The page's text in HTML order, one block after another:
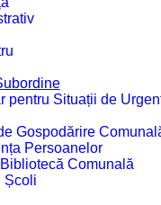
pentru Situații de
Gospodărire
Persoanelor
Comunală
Școli